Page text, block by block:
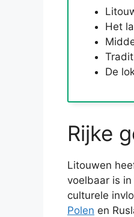
Het
De
Rijke
Litouwen
voelbaar is
culturele
Polen en